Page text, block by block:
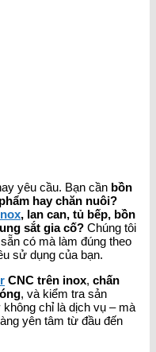
yêu cầu. Bạn cần bồn
hay chăn nuôi?
, lan can, tủ bếp, bồn
sắt gia cố? Chúng tôi
có mà làm đúng theo
sử dụng của bạn.
CNC trên inox, chấn
, và kiểm tra sản
chỉ là dịch vụ – mà
yên tâm từ đầu đến